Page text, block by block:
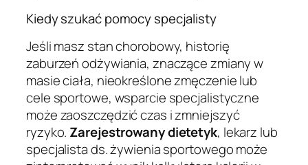
Kiedy szukać pomocy specjalisty
Jeśli masz stan chorobowy, historię
zaburzeń odżywiania, znaczące zmiany w
masie ciała, nieokreślone zmęczenie lub
cele sportowe, wsparcie specjalistyczne
może zaoszczędzić czas i zmniejszyć
ryzyko. Zarejestrowany dietetyk, lekarz lub
specjalista ds. żywienia sportowego może